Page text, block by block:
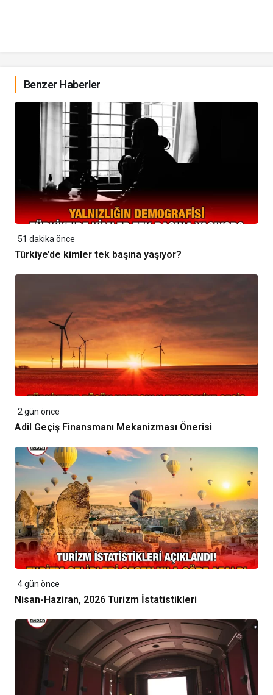
Benzer Haberler
51 dakika önce
Türkiye’de kimler tek başına yaşıyor?
2 gün önce
Adil Geçiş Finansmanı Mekanizması Önerisi
4 gün önce
Nisan-Haziran, 2026 Turizm İstatistikleri